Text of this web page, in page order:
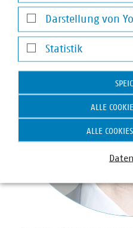
Notwendige Cookies
Darstellung von
Darstellung von
Statistik
Statistik
ALLE
ALLE